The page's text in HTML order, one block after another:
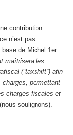
contribution
n’est pas
base de Michel 1er
maîtrisera les
(“taxshift”) afin
charges, permettant
charges fiscales et
(nous soulignons).